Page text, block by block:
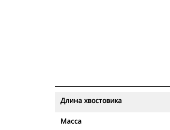
Длина хвостовика
Масса